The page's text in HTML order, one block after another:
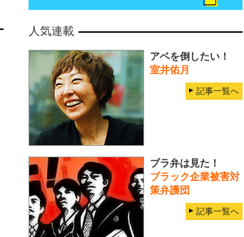
人気連載
アベを倒したい！
室井佑月
記事一覧へ
ブラ弁は見た！
ブラック企業被害対
策弁護団
記事一覧へ